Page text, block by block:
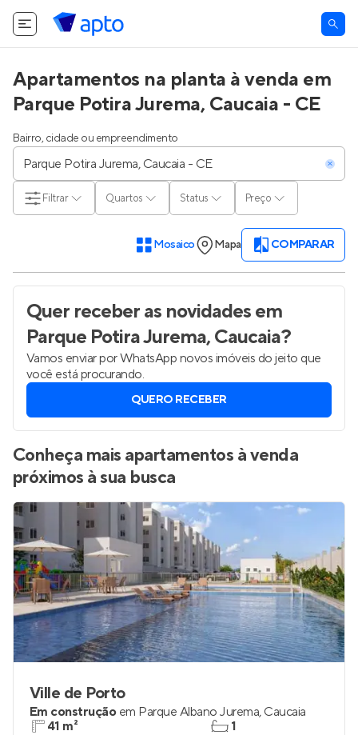
Apartamentos na planta à venda em
Parque Potira Jurema, Caucaia - CE
Bairro, cidade ou empreendimento
Quartos Status Preço
Filtrar
Mosaico Mapa COMPARAR
Quer receber as novidadesem
Parque Potira Jurema, Caucaia?
Vamos enviar por WhatsApp novos imóveis do jeito que
você está procurando.
QUERO RECEBER
Conheça mais apartamentos à venda
próximos à sua busca
Ville de Porto
Em construção em Parque Albano Jurema, Caucaia
41 m²
1